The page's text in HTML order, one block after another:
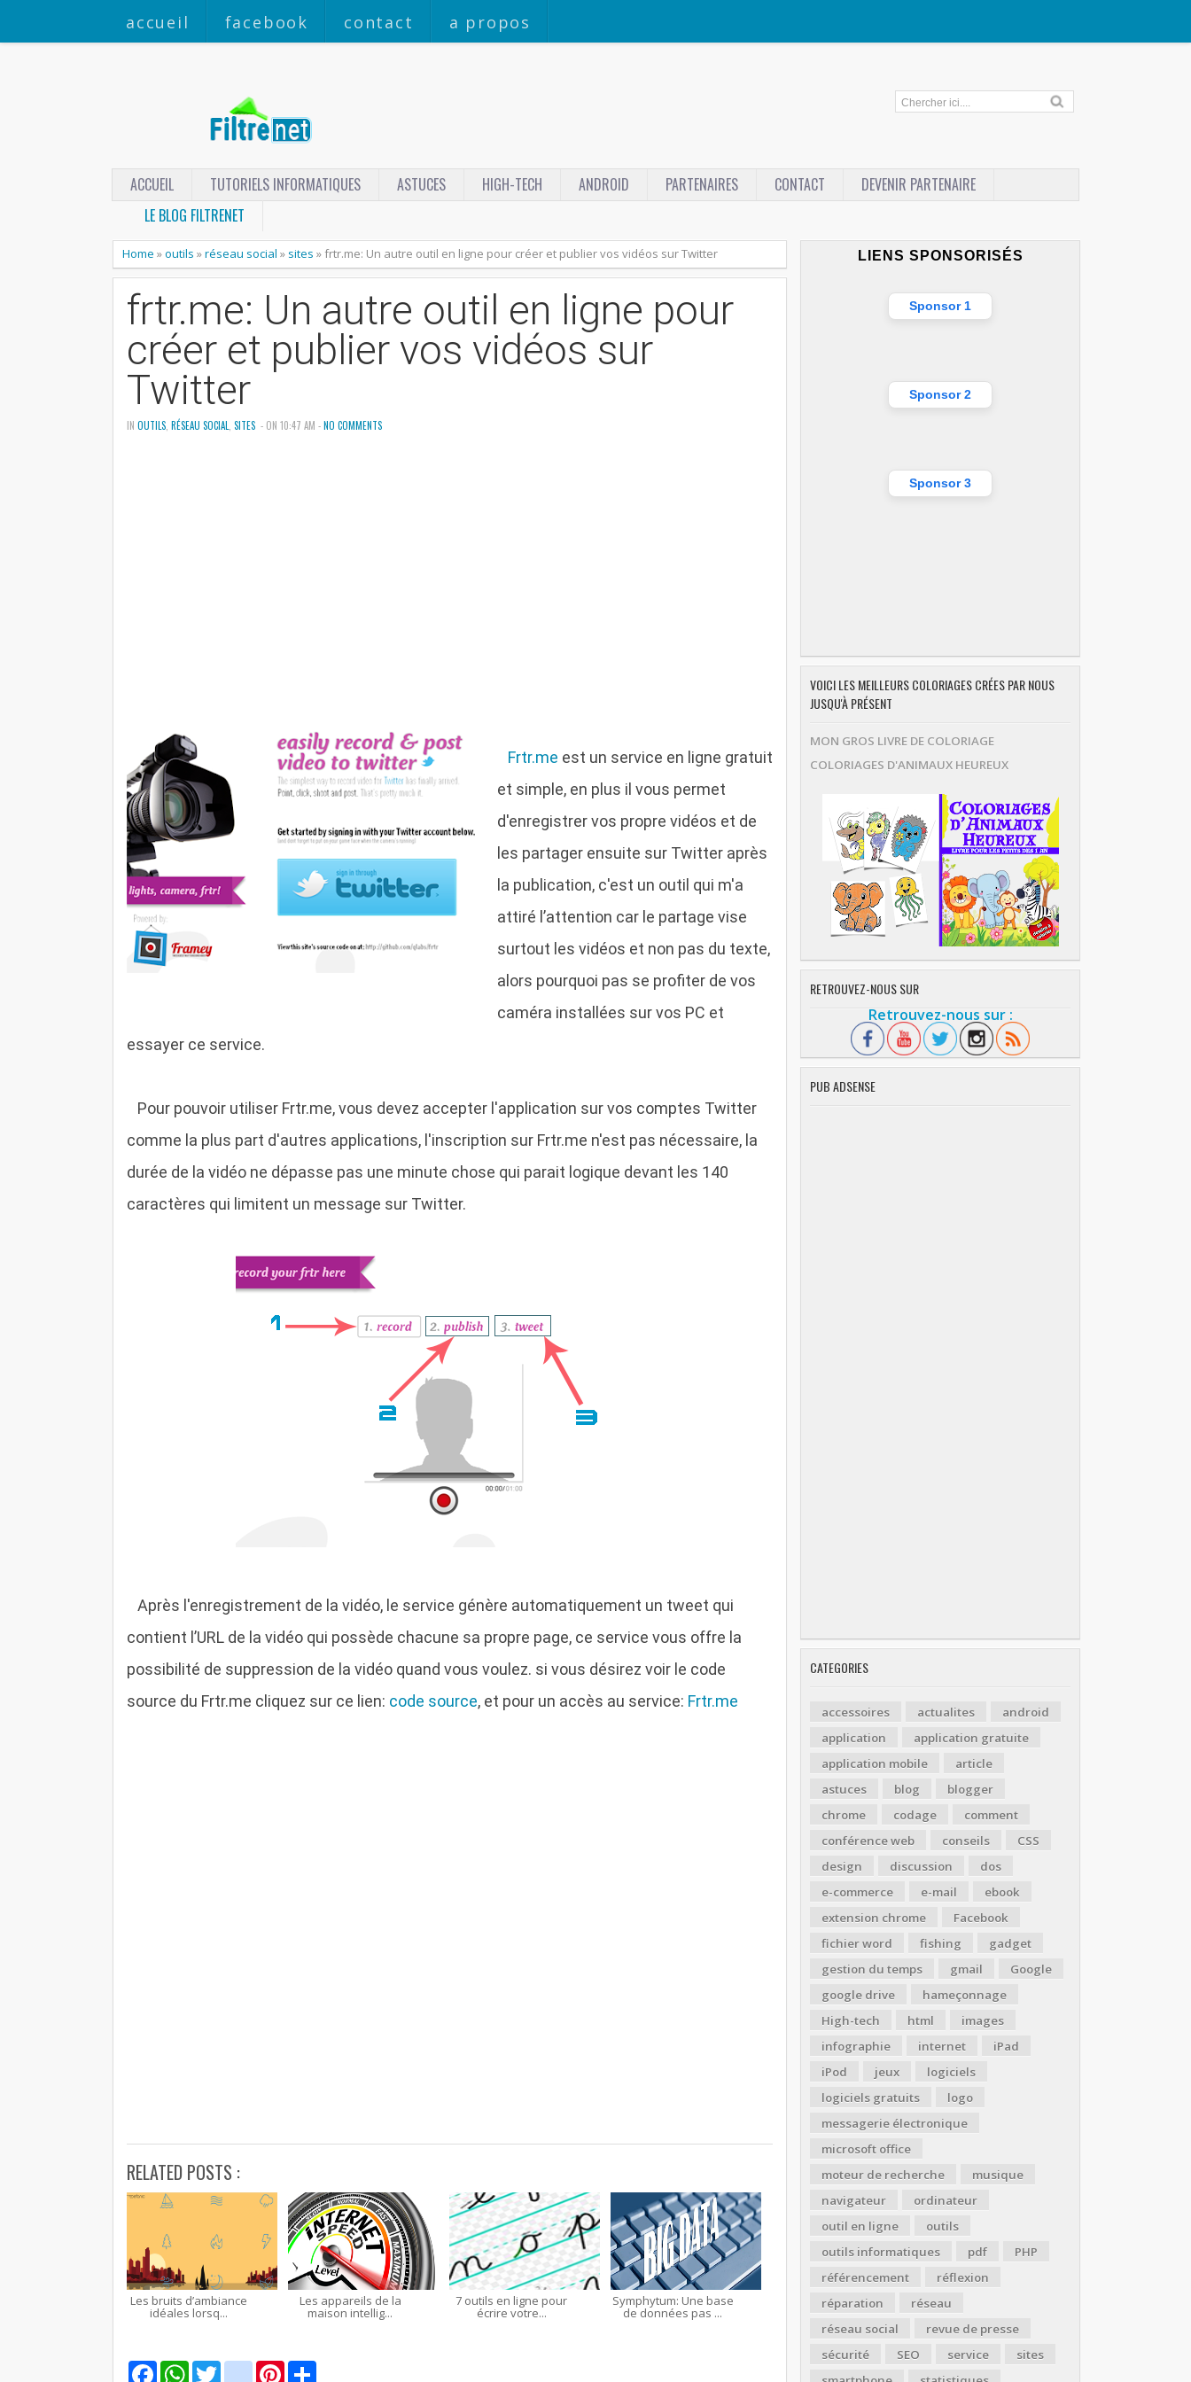
accueil facebook contact a propos
ACCUEIL TUTORIELS INFORMATIQUES ASTUCES HIGH-TECH ANDROID PARTENAIRES CONTACT
DEVENIR PARTENAIRE
LE BLOG FILTRENET
Home »outils »réseau social » sites »frtr.me: Un autre outil en ligne pour créer et publier vos vidéos sur Twitter
frtr.me: Un autre outil en ligne pour
créer et publier vos vidéos sur
Twitter
IN OUTILS RÉSEAU SOCIAL SITES - ON 10:47 AM -NO COMMENTS
Frtr.me est un service en ligne gratuit
et simple, en plus il vous permet
d'enregistrer vos propre vidéos et de
les partager ensuite sur Twitter après
la publication, c'est un outil qui m'a
attiré l’attention car le partage vise
surtout les vidéos et non pas du texte,
alors pourquoi pas se profiter de vos
caméra installées sur vos PC et
essayer ce service.
Pour pouvoir utiliser Frtr.me, vous devez accepter l'application sur vos comptes Twitter
comme la plus part d'autres applications, l'inscription sur Frtr.me n'est pas nécessaire, la
durée de la vidéo ne dépasse pas une minute chose qui parait logique devant les 140
caractères qui limitent un message sur Twitter.
Après l'enregistrement de la vidéo, le service génère automatiquement un tweet qui
contient l’URL de la vidéo qui possède chacune sa propre page, ce service vous offre la
possibilité de suppression de la vidéo quand vous voulez. si vous désirez voir le code
source du Frtr.me cliquez sur ce lien: code source, et pour un accès au service: Frtr.me
RELATED POSTS :
Les bruits d’ambiance
idéales lorsq...
Les appareils de la
maison intellig...
7 outils en ligne pour
écrire votre...
Symphytum: Une base
de données pas ...
F W T g P
LIENS SPONSORISÉS
Sponsor 1
Sponsor 2
Sponsor 3
VOICI LES MEILLEURS COLORIAGES CRÉES PAR NOUS
JUSQU'À PRÉSENT
MON GROS LIVRE DE COLORIAGE
COLORIAGES D'ANIMAUX HEUREUX
RETROUVEZ-NOUS SUR
Retrouvez-nous sur :
PUB ADSENSE
CATEGORIES
accessoires actualites
android
application
application gratuite
application mobile
article
astuces
blog
blogger
chrome
codage
comment
conférence web
conseils
CSS
design
discussion
dos
e-commerce
e-mail
ebook
extension chrome
Facebook
fichier word
fishing
gadget
gestion du temps
gmail
Google
google drive
hameçonnage
High-tech
html
images
infographie
internet
iPad
iPod
jeux
logiciels
logiciels gratuits
logo
messagerie électronique
microsoft office
moteur de recherche
musique
navigateur
ordinateur
outil en ligne
outils
outils informatiques
pdf
PHP
référencement
réflexion
réparation
réseau
réseau social
revue de presse
sécurité
SEO service
sites